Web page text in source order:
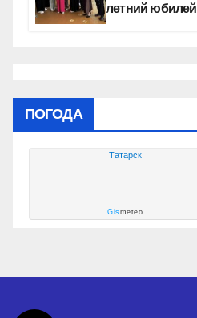
летний юбилей
ПОГОДА
Татарск
Gismeteo